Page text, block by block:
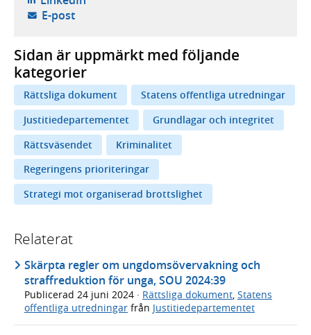
E-post- öppnar din e-postklient,
Sidan är uppmärkt med följande
kategorier
Rättsliga dokument
Statens offentliga utredningar
Justitiedepartementet
Grundlagar och integritet
Rättsväsendet
Kriminalitet
Regeringens prioriteringar
Strategi mot organiserad brottslighet
Relaterat
Skärpta regler om ungdomsövervakning och
straffreduktion för unga, SOU 2024:39
Publicerad 24 juni 2024 · Rättsliga dokument, Statens
offentliga utredningar från Justitiedepartementet